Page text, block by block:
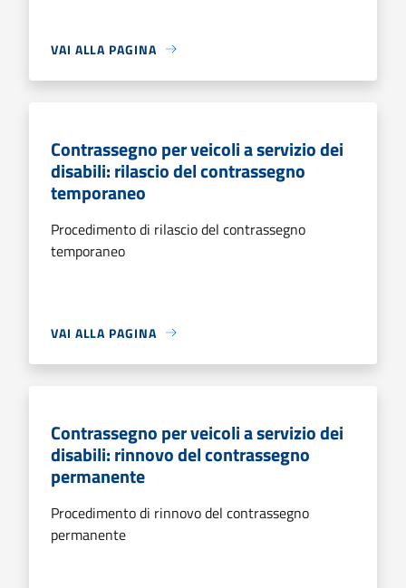
VAI ALLA PAGINA
Contrassegno per veicoli a servizio dei
disabili: rilascio del contrassegno
temporaneo
Procedimento di rilascio del contrassegno
temporaneo
VAI ALLA PAGINA
Contrassegno per veicoli a servizio dei
disabili: rinnovo del contrassegno
permanente
Procedimento di rinnovo del contrassegno
permanente